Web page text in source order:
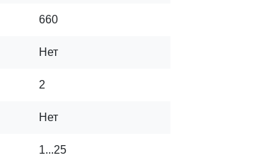
660
Нет
2
Нет
1...25